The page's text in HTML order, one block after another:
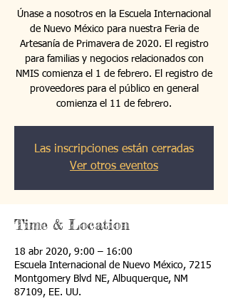
Únase a nosotros en la Escuela Internacional
de Nuevo México para nuestra Feria de
Artesanía de Primavera de 2020. El registro
para familias y negocios relacionados con
NMIS comienza el 1 de febrero. El registro de
proveedores para el público en general
comienza el 11 de febrero.
Las inscripciones están cerradas
Ver otros eventos
Time & Location
18 abr 2020, 9:00 – 16:00
Escuela Internacional de Nuevo México, 7215
Montgomery Blvd NE, Albuquerque, NM
87109, EE. UU.